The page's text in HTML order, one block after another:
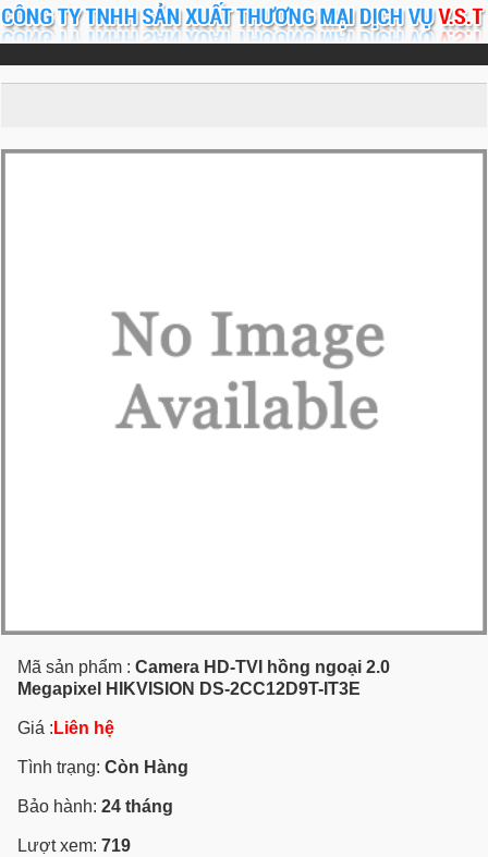
Mã sản phẩm : Camera HD-TVI hồng ngoại 2.0
Megapixel HIKVISION DS-2CC12D9T-IT3E
Giá : Liên hệ
Tình trạng: Còn Hàng
Bảo hành: 24 tháng
Lượt xem: 719